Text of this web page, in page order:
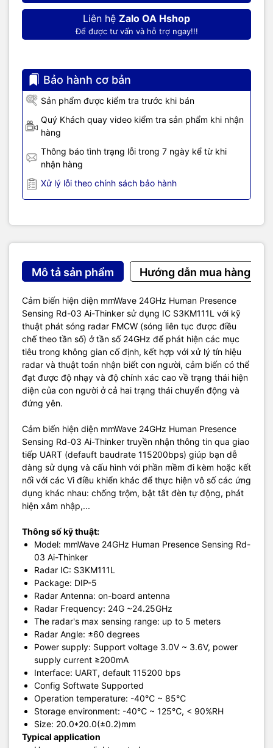
Liên hệ Zalo OA Hshop
Để được tư vấn và hỗ trợ ngay!!!
Bảo hành cơ bản
Sản phẩm được kiểm tra trước khi bán
Quý Khách quay video kiểm tra sản phẩm khi nhận
hàng
Thông báo tình trạng lỗi trong 7 ngày kể từ khi
nhận hàng
Xử lý lỗi theo chính sách bảo hành
Mô tả sản phẩm Hướng dẫn mua hàng
Cảm biến hiện diện mmWave 24GHz Human Presence
Sensing Rd-03 Ai-Thinker sử dụng IC S3KM111L với kỹ
thuật phát sóng radar FMCW (sóng liên tục được điều
chế theo tần số) ở tần số 24GHz để phát hiện các mục
tiêu trong không gian cố định, kết hợp với xử lý tín hiệu
radar và thuật toán nhận biết con người, cảm biến có thể
đạt được độ nhạy và độ chính xác cao về trạng thái hiện
diện của con người ở cả hai trạng thái chuyển động và
đứng yên.
Cảm biến hiện diện mmWave 24GHz Human Presence
Sensing Rd-03 Ai-Thinker truyền nhận thông tin qua giao
tiếp UART (defauft baudrate 115200bps) giúp bạn dễ
dàng sử dụng và cấu hình với phần mềm đi kèm hoặc kết
nối với các Vi điều khiển khác để thực hiện vô số các ứng
dụng khác nhau: chống trộm, bật tắt đèn tự động, phát
hiện xâm nhập,...
Thông số kỹ thuật:
Model: mmWave 24GHz Human Presence Sensing Rd-
03 Ai-Thinker
Radar IC: S3KM111L
Package: DIP-5
Radar Antenna: on-board antenna
Radar Frequency: 24G ~24.25GHz
The radar's max sensing range: up to 5 meters
Radar Angle: ±60 degrees
Power supply: Support voltage 3.0V ~ 3.6V, power
supply current ≥200mA
Interface: UART, default 115200 bps
Config Softwate Supported
Operation temperature: -40℃ ~ 85℃
Storage environment: -40℃ ~ 125℃, < 90%RH
Size: 20.0*20.0(±0.2)mm
Typical application